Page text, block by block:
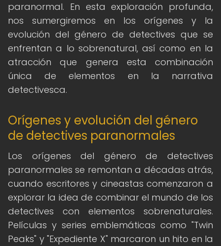
paranormal. En esta exploración profunda,
nos sumergiremos en los orígenes y la
evolución del género de detectives que se
enfrentan a lo sobrenatural, así como en la
atracción que genera esta combinación
única de elementos en la narrativa
detectivesca.
Orígenes y evolución del género
de detectives paranormales
Los orígenes del género de detectives
paranormales se remontan a décadas atrás,
cuando escritores y cineastas comenzaron a
explorar la idea de combinar el mundo de los
detectives con elementos sobrenaturales.
Películas y series emblemáticas como "Twin
Peaks" y "Expediente X" marcaron un hito en la